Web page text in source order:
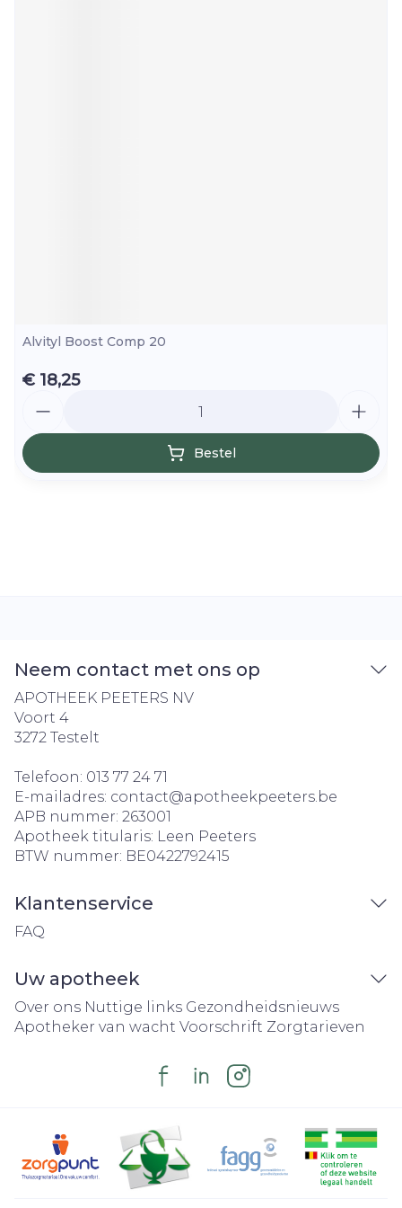
Alvityl Boost Comp 20
€ 18,25
Bestel
Neem contact met ons op
APOTHEEK PEETERS NV
Voort 4
3272 Testelt
Telefoon: 013 77 24 71
E-mailadres: contact@apotheekpeeters.be
APB nummer: 263001
Apotheek titularis: Leen Peeters
BTW nummer: BE0422792415
Klantenservice
FAQ
Uw apotheek
Over ons Nuttige links Gezondheidsnieuws
Apotheker van wacht Voorschrift Zorgtarieven